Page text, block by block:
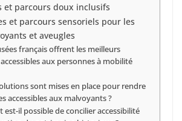
et parcours doux inclusifs
et parcours sensoriels pour les
et aveugles
français offrent les meilleurs
aux personnes à mobilité
sont mises en place pour rendre
accessibles aux malvoyants ?
est-il possible de concilier accessibilité